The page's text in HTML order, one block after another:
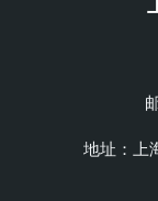
地址：上